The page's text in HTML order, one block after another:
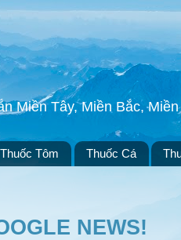
Miền Tây, Miền Bắc,
Thuốc Tôm Thuốc Cá
NEWS!